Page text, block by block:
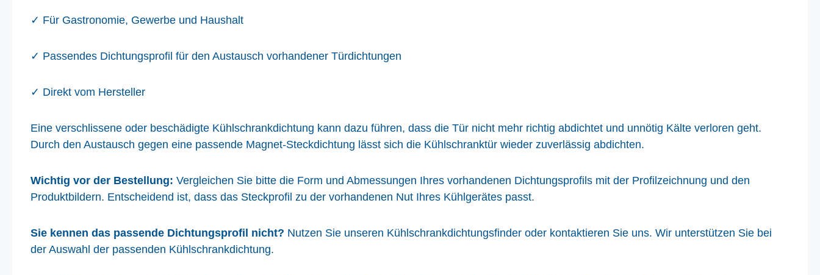
✓ Für Gastronomie, Gewerbe und Haushalt
✓ Passendes Dichtungsprofil für den Austausch vorhandener Türdichtungen
✓ Direkt vom Hersteller
Eine verschlissene oder beschädigte Kühlschrankdichtung kann dazu führen, dass die Tür nicht mehr richtig abdichtet und unnötig Kälte verloren geht.
Durch den Austausch gegen eine passende Magnet-Steckdichtung lässt sich die Kühlschranktür wieder zuverlässig abdichten.
Wichtig vor der Bestellung: Vergleichen Sie bitte die Form und Abmessungen Ihres vorhandenen Dichtungsprofils mit der Profilzeichnung und den
Produktbildern. Entscheidend ist, dass das Steckprofil zu der vorhandenen Nut Ihres Kühlgerätes passt.
Sie kennen das passende Dichtungsprofil nicht? Nutzen Sie unseren Kühlschrankdichtungsfinder oder kontaktieren Sie uns. Wir unterstützen Sie bei
der Auswahl der passenden Kühlschrankdichtung.